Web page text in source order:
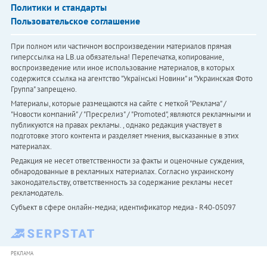
Политики и стандарты
Пользовательское соглашение
При полном или частичном воспроизведении материалов прямая
гиперссылка на LB.ua обязательна! Перепечатка, копирование,
воспроизведение или иное использование материалов, в которых
содержится ссылка на агентство "Українськi Новини" и "Украинская Фото
Группа" запрещено.
Материалы, которые размещаются на сайте с меткой "Реклама" /
"Новости компаний" / "Пресрелиз" / "Promoted", являются рекламными и
публикуются на правах рекламы. , однако редакция участвует в
подготовке этого контента и разделяет мнения, высказанные в этих
материалах.
Редакция не несет ответственности за факты и оценочные суждения,
обнародованные в рекламных материалах. Согласно украинскому
законодательству, ответственность за содержание рекламы несет
рекламодатель.
Субъект в сфере онлайн-медиа; идентификатор медиа - R40-05097
РЕКЛАМА